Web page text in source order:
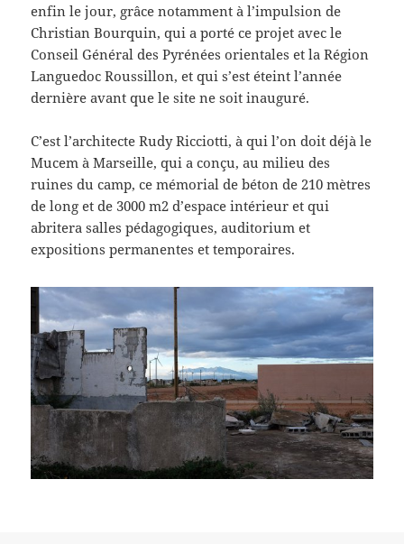
enfin le jour, grâce notamment à l’impulsion de
Christian Bourquin, qui a porté ce projet avec le
Conseil Général des Pyrénées orientales et la Région
Languedoc Roussillon, et qui s’est éteint l’année
dernière avant que le site ne soit inauguré.
C’est l’architecte Rudy Ricciotti, à qui l’on doit déjà le
Mucem à Marseille, qui a conçu, au milieu des
ruines du camp, ce mémorial de béton de 210 mètres
de long et de 3000 m2 d’espace intérieur et qui
abritera salles pédagogiques, auditorium et
expositions permanentes et temporaires.